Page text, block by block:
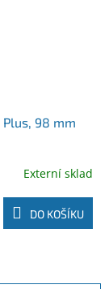
98 mm
Externí sklad
DO KOŠÍKU